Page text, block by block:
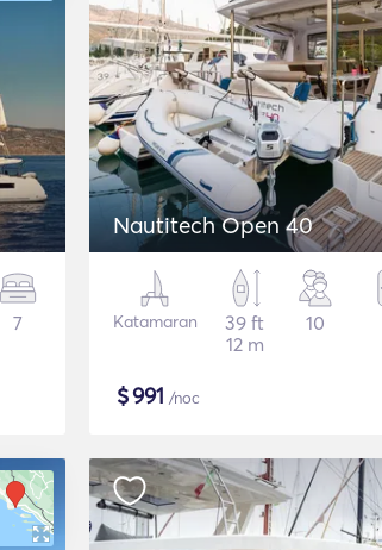
7
Nautitech Open 40
Katamaran
39 ft
12 m
10
$991 /noc